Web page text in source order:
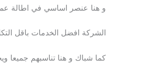
و هنا عنصر اساسي في اطالة
الشركة افضل الخدمات باقل
كما شباك و هنا تناسبهم جميعا